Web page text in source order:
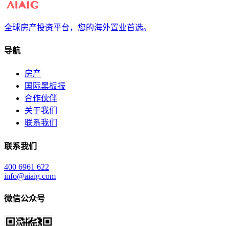
全球房产投资平台，您的海外置业首选。
导航
房产
国际黑板报
合作伙伴
关于我们
联系我们
联系我们
400 6961 622
info@aiaig.com
微信公众号